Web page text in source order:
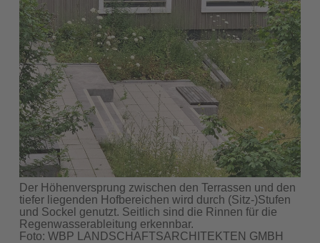
Der Höhenversprung zwischen den Terrassen und den
tiefer liegenden Hofbereichen wird durch (Sitz-)Stufen
und Sockel genutzt. Seitlich sind die Rinnen für die
Regenwasserableitung erkennbar.
Foto: WBP LANDSCHAFTSARCHITEKTEN GMBH